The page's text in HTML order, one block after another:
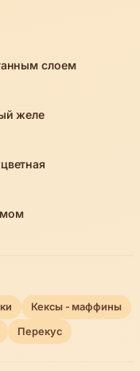
слоем
желе
Кексы - маффины
Перекус